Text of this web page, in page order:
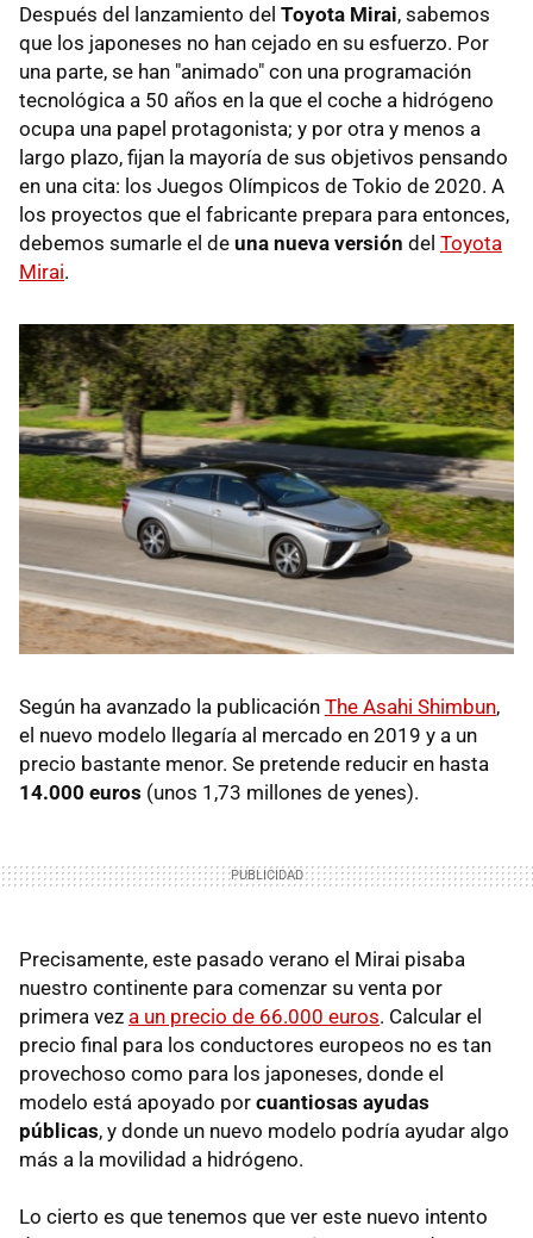
Después del lanzamiento del Toyota Mirai, sabemos
que los japoneses no han cejado en su esfuerzo. Por
una parte, se han "animado" con una programación
tecnológica a 50 años en la que el coche a hidrógeno
ocupa una papel protagonista; y por otra y menos a
largo plazo, fijan la mayoría de sus objetivos pensando
en una cita: los Juegos Olímpicos de Tokio de 2020. A
los proyectos que el fabricante prepara para entonces,
debemos sumarle el de una nueva versión del Toyota
Mirai.
Según ha avanzado la publicación The Asahi Shimbun,
el nuevo modelo llegaría al mercado en 2019 y a un
precio bastante menor. Se pretende reducir en hasta
14.000 euros (unos 1,73 millones de yenes).
Precisamente, este pasado verano el Mirai pisaba
nuestro continente para comenzar su venta por
primera vez a un precio de 66.000 euros. Calcular el
precio final para los conductores europeos no es tan
provechoso como para los japoneses, donde el
modelo está apoyado por cuantiosas ayudas
públicas, y donde un nuevo modelo podría ayudar algo
más a la movilidad a hidrógeno.
Lo cierto es que tenemos que ver este nuevo intento